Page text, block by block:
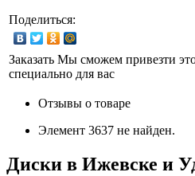
Поделиться:
Заказать Мы сможем привезти
специально для вас
Отзывы о товаре
Элемент 3637 не найден.
Диски в Ижевске и